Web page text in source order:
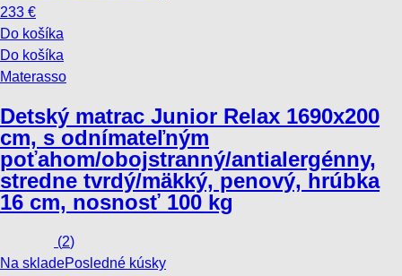
233 €
Do košíka
Do košíka
Materasso
Detský matrac Junior Relax 1690x200
cm, s odnímateľným
poťahom/obojstranný/antialergénny,
stredne tvrdý/mäkký, penový, hrúbka
16 cm, nosnosť 100 kg
(2)
Na skladePosledné kúsky